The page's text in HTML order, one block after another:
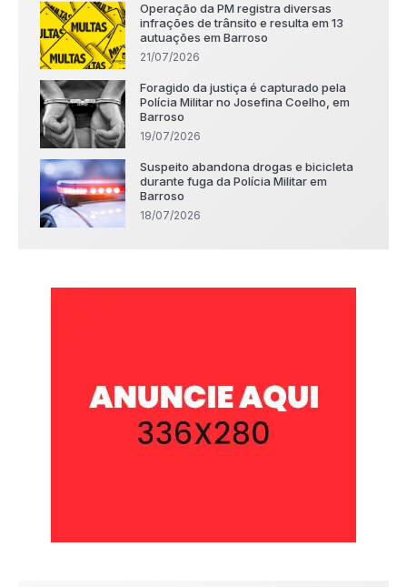
Operação da PM registra diversas
infrações de trânsito e resulta em 13
autuações em Barroso
21/07/2026
Foragido da justiça é capturado pela
Polícia Militar no Josefina Coelho, em
Barroso
19/07/2026
Suspeito abandona drogas e bicicleta
durante fuga da Polícia Militar em
Barroso
18/07/2026